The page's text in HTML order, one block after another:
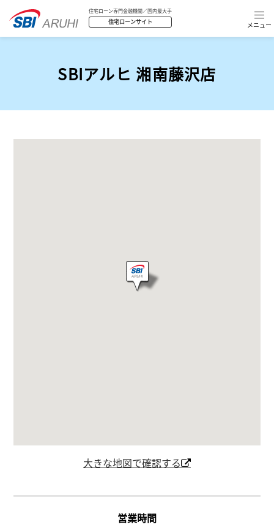
住宅ローン専門金融機関／国内最大手
住宅ローンサイト
SBIアルヒ 湘南藤沢店
大きな地図で確認する
営業時間